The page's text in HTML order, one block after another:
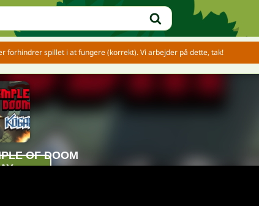
spillet i at fungere (korrekt). Vi arbejder på dette, tak!